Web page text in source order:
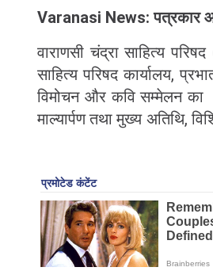
Varanasi News: पत्रकार
वाराणसी चंद्रा साहित्य
साहित्य परिषद कार्यालय,
विमोचन और कवि सम्मेलन
माल्यार्पण तथा मुख्य अतिथि,